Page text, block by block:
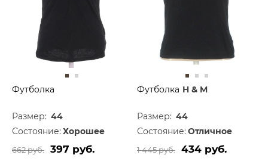
Футболка
Размер: 44
Состояние: Хорошее
662 руб. 397 руб.
Футболка H & M
Размер: 44
Состояние: Отличное
1 445 руб. 434 руб.